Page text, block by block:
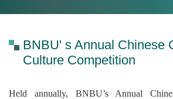
BNBU' s Annual Chinese
Culture Competition
Held annually, BNBU’s Annual